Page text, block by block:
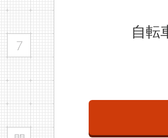
自転